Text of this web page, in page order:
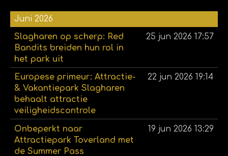
Juni 2026
Slagharen op scherp: Red
Bandits breiden hun rol in
het park uit
25 jun 2026 17:57
Europese primeur: Attractie-
& Vakantiepark Slagharen
behaalt attractie
veiligheidscontrole
22 jun 2026 19:14
Onbeperkt naar
Attractiepark Toverland met
de Summer Pass
19 jun 2026 13:29